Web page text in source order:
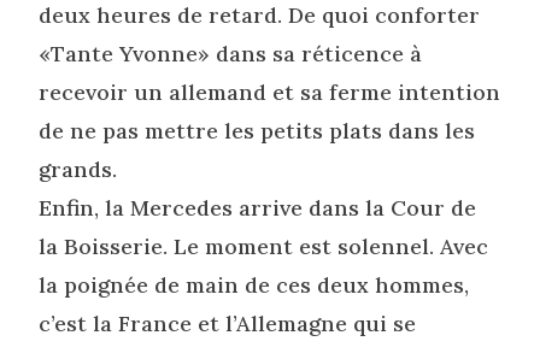
deux heures de retard. De quoi conforter
«Tante Yvonne» dans sa réticence à
recevoir un allemand et sa ferme intention
de ne pas mettre les petits plats dans les
grands.
Enfin, la Mercedes arrive dans la Cour de
la Boisserie. Le moment est solennel. Avec
la poignée de main de ces deux hommes,
c’est la France et l’Allemagne qui se